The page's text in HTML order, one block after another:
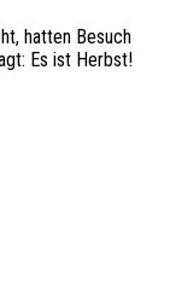
hatten Besuch
Es ist Herbst!